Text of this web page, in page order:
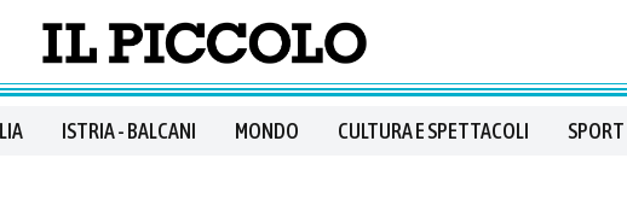
ISTRIA - BALCANI MONDO CULTURA E SPETTACOLI SPORT